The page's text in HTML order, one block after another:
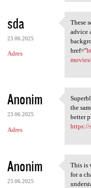
sda
23.06.2025
Adres
These
These
advice
href="
Anonim
23.06.2025
Adres
the
better
https://
Anonim
23.06.2025
This is
This is
for a